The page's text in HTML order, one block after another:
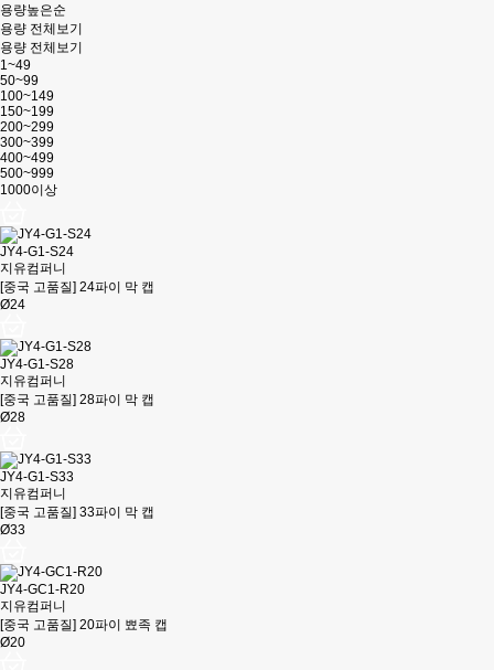
용량높은순
용량 전체보기
용량 전체보기
1~49
50~99
100~149
150~199
200~299
300~399
400~499
500~999
1000이상
JY4-G1-S24
지유컴퍼니
[중국 고품질] 24파이 막 캡
Ø24
JY4-G1-S28
지유컴퍼니
[중국 고품질] 28파이 막 캡
Ø28
JY4-G1-S33
지유컴퍼니
[중국 고품질] 33파이 막 캡
Ø33
JY4-GC1-R20
지유컴퍼니
[중국 고품질] 20파이 뾰족 캡
Ø20